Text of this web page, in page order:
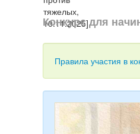
Конкурс для
Правила участия в